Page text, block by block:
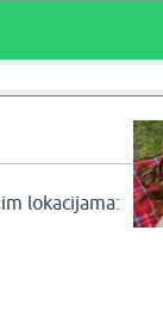
lokacijama: